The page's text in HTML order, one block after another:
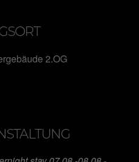
2.OG